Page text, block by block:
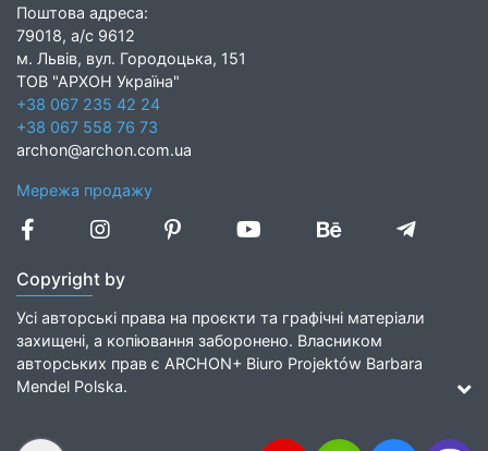
Поштова адреса:
79018, а/с 9612
м. Львів, вул. Городоцька, 151
ТОВ "АРХОН Україна"
+38 067 235 42 24
+38 067 558 76 73
archon@archon.com.ua
Мережа продажу
Copyright by
Усі авторські права на проєкти та графічні матеріали
захищені, а копіювання заборонено. Власником
авторських прав є ARCHON+ Biuro Projektów Barbara
Mendel Polska.